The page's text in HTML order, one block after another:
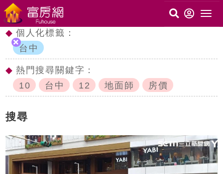
◆ 個人化標籤：
台中
◆ 熱門搜尋關鍵字：
10
台中 12 地面師 房價
搜尋